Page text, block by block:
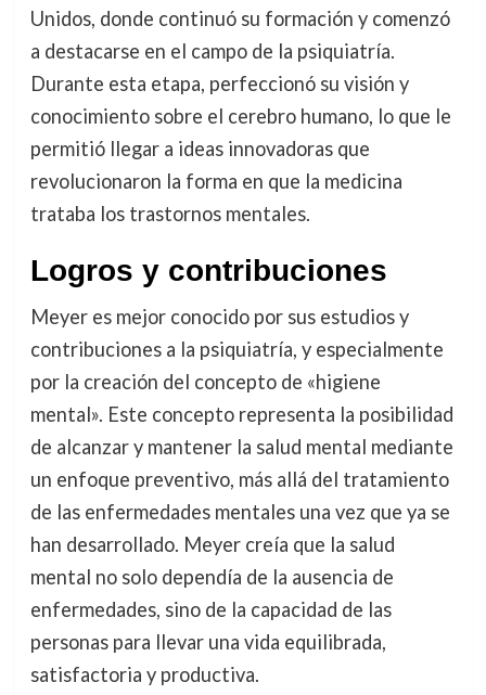
Unidos, donde continuó su formación y comenzó
a destacarse en el campo de la psiquiatría.
Durante esta etapa, perfeccionó su visión y
conocimiento sobre el cerebro humano, lo que le
permitió llegar a ideas innovadoras que
revolucionaron la forma en que la medicina
trataba los trastornos mentales.
Logros y contribuciones
Meyer es mejor conocido por sus estudios y
contribuciones a la psiquiatría, y especialmente
por la creación del concepto de «higiene
mental». Este concepto representa la posibilidad
de alcanzar y mantener la salud mental mediante
un enfoque preventivo, más allá del tratamiento
de las enfermedades mentales una vez que ya se
han desarrollado. Meyer creía que la salud
mental no solo dependía de la ausencia de
enfermedades, sino de la capacidad de las
personas para llevar una vida equilibrada,
satisfactoria y productiva.